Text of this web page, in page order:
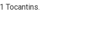
Tocantins.